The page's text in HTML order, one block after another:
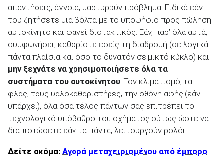
απαντήσεις, άγνοια, μαρτυρούν πρόβλημα. Ειδικά εάν
του ζητήσετε μια βόλτα με το υποψήφιο προς πώληση
αυτοκίνητο και φανεί διστακτικός. Εάν, παρ’ όλα αυτά,
συμφωνήσει, καθορίστε εσείς τη διαδρομή (σε λογικά
πάντα πλαίσια και όσο το δυνατόν σε μικτό κύκλο) και
μην ξεχνάτε να χρησιμοποιήσετε όλα τα
συστήματα του αυτοκίνητου. Τον κλιματισμό, τα
φλας, τους υαλοκαθαριστήρες, την οθόνη αφής (εάν
υπάρχει), όλα όσα τέλος πάντων σας επιτρέπει το
τεχνολογικό υπόβαθρο του οχήματος ούτως ώστε να
διαπιστώσετε εάν τα πάντα, λειτουργούν ρολόι.
Δείτε ακόμα: Αγορά μεταχειρισμένου από έμπορο